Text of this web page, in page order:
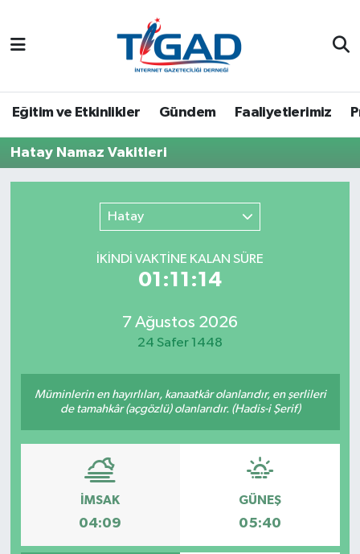
Eğitim ve Etkinlikler Gündem Faaliyetlerimiz
Hatay Namaz Vakitleri
Hatay
İKINDI VAKTİNE KALAN SÜRE
01:11:14
7 Ağustos 2026
24 Safer 1448
Müminlerin en hayırlıları, kanaatkâr olanlarıdır, en şerlileri
de tamahkâr (açgözlü) olanlarıdır. (Hadis-i Şerif)
İMSAK
04:09
GÜNEŞ
05:40
Nöbetçi Eczaneler
Trafik Durumu
Puan Durumu ve Fikstür
Tüm Manşetler